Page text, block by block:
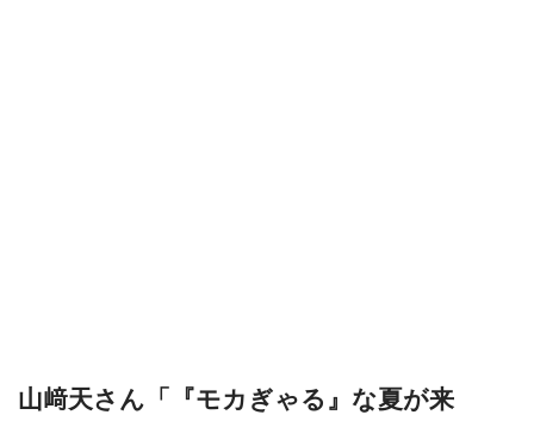
山﨑天さん「『モカぎゃる』な夏が来